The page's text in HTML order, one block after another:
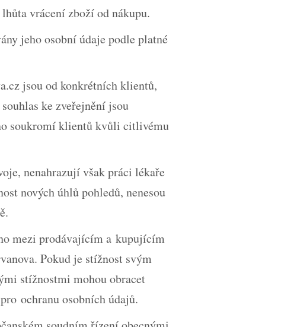
vrácení zboží od nákupu.
jeho osobní údaje podle platné
jsou od konkrétních klientů,
ke zveřejnění jsou
soukromí klientů kvůli citlivému
nenahrazují však práci lékaře
nových úhlů pohledů, nenesou
mezi prodávajícím a kupujícím
Pokud je stížnost svým
stížnostmi mohou obracet
ochranu osobních údajů.